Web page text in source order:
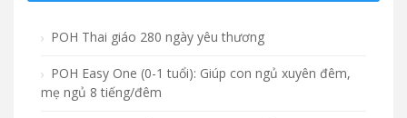
POH Thai giáo 280 ngày yêu thương
POH Easy One (0-1 tuổi): Giúp con ngủ xuyên đêm,
mẹ ngủ 8 tiếng/đêm